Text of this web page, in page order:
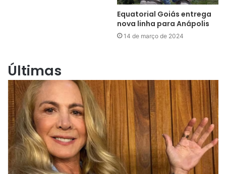
Equatorial Goiás entrega
nova linha para Anápolis
14 de março de 2024
Últimas